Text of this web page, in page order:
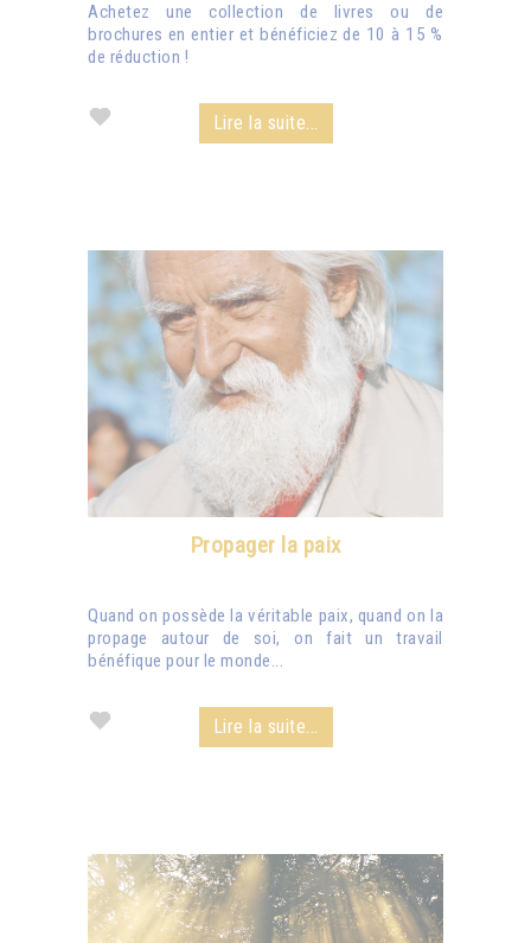
Achetez une collection de livres ou de
brochures en entier et bénéficiez de 10 à 15 %
de réduction !
Lire la suite...
Propager la paix
Quand on possède la véritable paix, quand on la
propage autour de soi, on fait un travail
bénéfique pour le monde...
Lire la suite...